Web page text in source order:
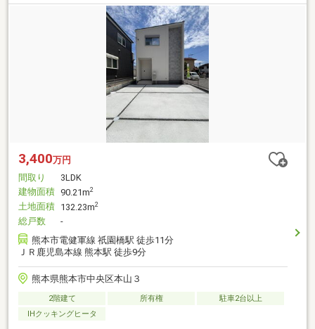
3,400万円
間取り
3LDK
建物面積 90.21m2
土地面積 132.23m2
総戸数
-
熊本市電健軍線 祇園橋駅 徒歩11分
ＪＲ鹿児島本線 熊本駅 徒歩9分
熊本県熊本市中央区本山３
2階建て 所有権
駐車2台以上
IHクッキングヒータ